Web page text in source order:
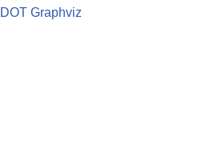
Graphviz